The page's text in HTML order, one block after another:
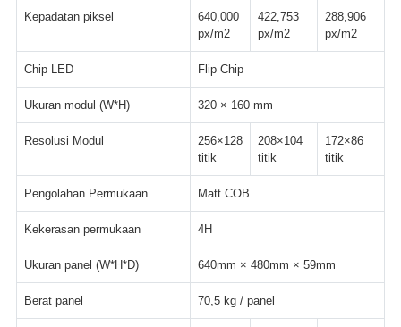
Kepadatan piksel
640,000
px/m2
422,753
px/m2
288,906
px/m2
Chip LED Flip Chip
Ukuran modul (W*H) 320 × 160 mm
Resolusi Modul
256×128
titik
208×104
titik
172×86
titik
Pengolahan Permukaan Matt COB
Kekerasan permukaan 4H
Ukuran panel (W*H*D) 640mm × 480mm × 59mm
Berat panel 70,5 kg / panel